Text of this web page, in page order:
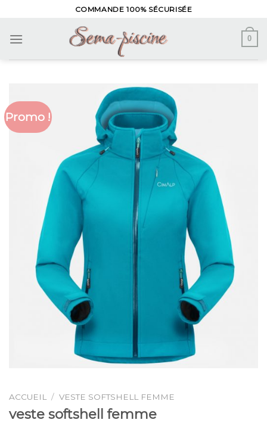
content
COMMANDE 100% SÉCURISÉE
0
Promo !
ACCUEIL / VESTE SOFTSHELL FEMME
veste softshell femme